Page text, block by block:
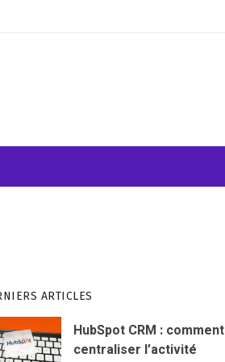
ARTICLES
HubSpot CRM : comment
centraliser l’activité